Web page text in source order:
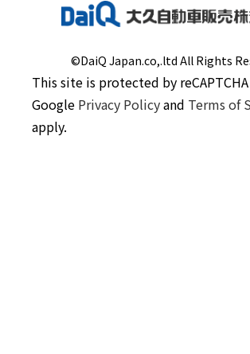
©DaiQ Japan.co,.ltd All Rights
This site is protected by
Google Privacy Policyand Terms of
apply.